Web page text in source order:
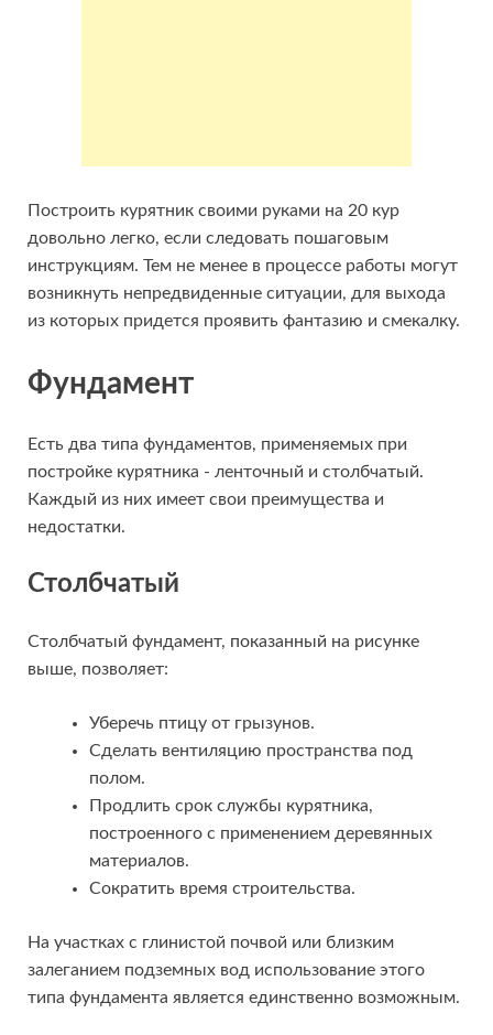
Построить курятник своими руками на 20 кур
довольно легко, если следовать пошаговым
инструкциям. Тем не менее в процессе работы могут
возникнуть непредвиденные ситуации, для выхода
из которых придется проявить фантазию и смекалку.
Фундамент
Есть два типа фундаментов, применяемых при
постройке курятника - ленточный и столбчатый.
Каждый из них имеет свои преимущества и
недостатки.
Столбчатый
Столбчатый фундамент, показанный на рисунке
выше, позволяет:
Уберечь птицу от грызунов.
Сделать вентиляцию пространства под
полом.
Продлить срок службы курятника,
построенного с применением деревянных
материалов.
Сократить время строительства.
На участках с глинистой почвой или близким
залеганием подземных вод использование этого
типа фундамента является единственно возможным.